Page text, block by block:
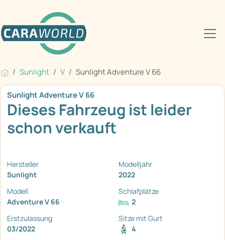
Sunlight V Sunlight Adventure V 66
Sunlight Adventure V 66
Dieses Fahrzeug ist leider
schon verkauft
Hersteller
Sunlight
Modelljahr
2022
Modell
Adventure V 66
Schlafplätze
2
Erstzulassung
03/2022
Sitze mit Gurt
4